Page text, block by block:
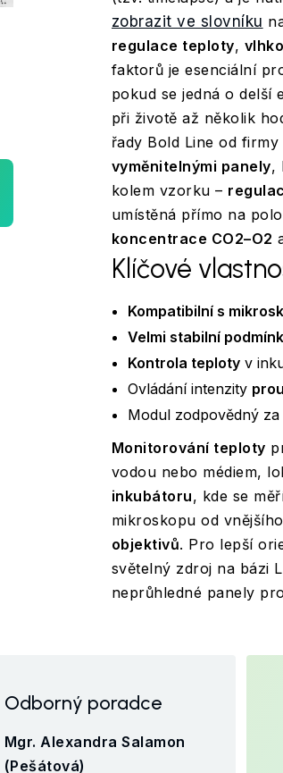
zobrazit ve slovníku
regulace teploty,
faktorů je esenciální
pokud se jedná o delší
při životě až několik
řady Bold Line od
vyměnitelnými panely,
kolem vzorku –
umístěná přímo na
koncentrace CO2–O2
Klíčové
Kompatibilní s
Velmi stabilní
Kontrola teplotyv
Ovládání intenzity
Modul zodpovědný
Monitorování teploty
vodou nebo médiem,
inkubátoru, kde se
mikroskopu od
objektivů. Pro lepší
světelný zdroj na bázi
neprůhledné panely
Odborný poradce
Mgr. Alexandra Salamon
(Pešátová)